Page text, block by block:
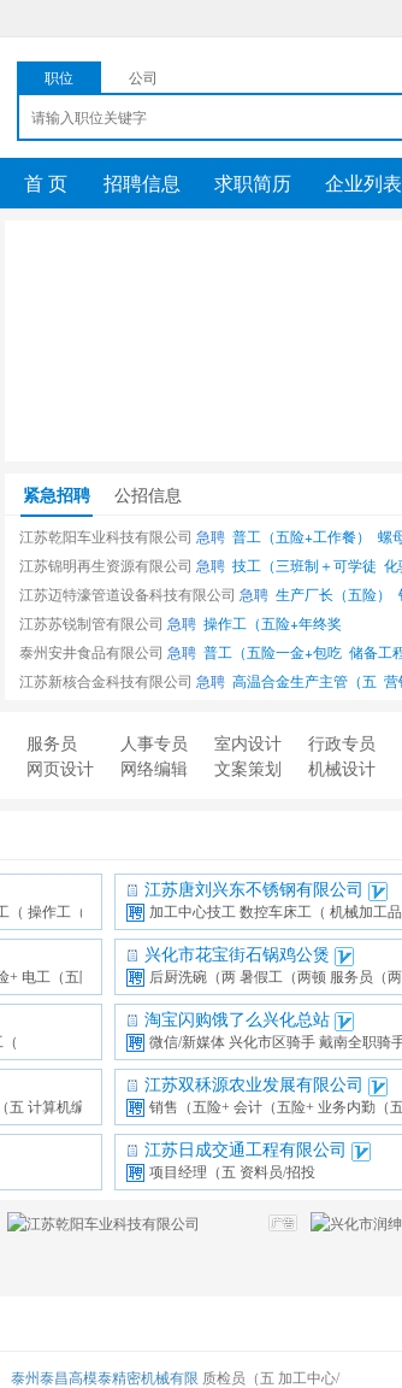
职位 公司
首 页 招聘信息 求职简历 企业列表
紧急招聘 公招信息
江苏乾阳车业科技有限公司 急聘 普工（五险+工作餐） 螺
江苏锦明再生资源有限公司 急聘 技工（三班制＋可学徒 化
江苏迈特濠管道设备科技有限公司 急聘 生产厂长（五险）
江苏苏锐制管有限公司 急聘 操作工（五险+年终奖
泰州安井食品有限公司 急聘 普工（五险一金+包吃 储备工
江苏新核合金科技有限公司 急聘 高温合金生产主管（五 营
服务员 人事专员 室内设计 行政专员
网页设计 网络编辑 文案策划 机械设计
（ 操作工（五险
江苏唐刘兴东不锈钢有限公司
加工中心技工 数控车床工（ 机械加工
+ 电工（五险+
兴化市花宝街石锅鸡公煲
后厨洗碗（两 暑假工（两顿 服务员（
淘宝闪购饿了么兴化总站
微信/新媒体 兴化市区骑手 戴南全职骑
五 计算机编程老
江苏双秝源农业发展有限公司
销售（五险+ 会计（五险+ 业务内勤（五
江苏日成交通工程有限公司
项目经理（五 资料员/招投
泰州泰昌高模泰精密机械有限 质检员（五 加工中心/